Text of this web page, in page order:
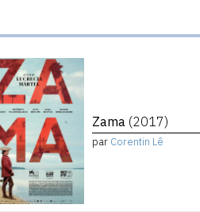
Zama (2017)
par Corentin Lê